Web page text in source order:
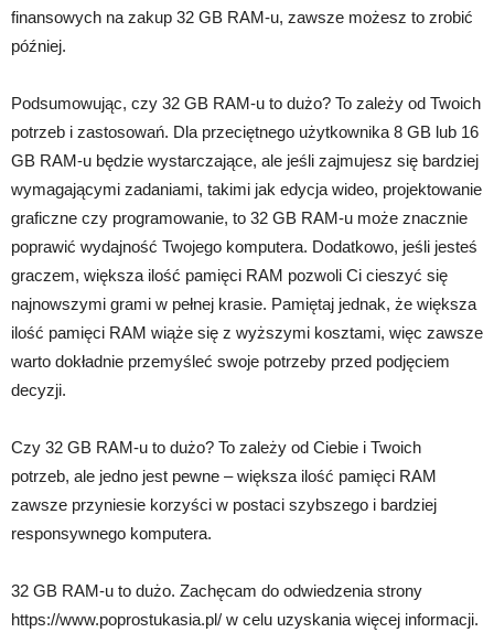
finansowych na zakup 32 GB RAM-u, zawsze możesz to zrobić
później.
Podsumowując, czy 32 GB RAM-u to dużo? To zależy od Twoich
potrzeb i zastosowań. Dla przeciętnego użytkownika 8 GB lub 16
GB RAM-u będzie wystarczające, ale jeśli zajmujesz się bardziej
wymagającymi zadaniami, takimi jak edycja wideo, projektowanie
graficzne czy programowanie, to 32 GB RAM-u może znacznie
poprawić wydajność Twojego komputera. Dodatkowo, jeśli jesteś
graczem, większa ilość pamięci RAM pozwoli Ci cieszyć się
najnowszymi grami w pełnej krasie. Pamiętaj jednak, że większa
ilość pamięci RAM wiąże się z wyższymi kosztami, więc zawsze
warto dokładnie przemyśleć swoje potrzeby przed podjęciem
decyzji.
Czy 32 GB RAM-u to dużo? To zależy od Ciebie i Twoich
potrzeb, ale jedno jest pewne – większa ilość pamięci RAM
zawsze przyniesie korzyści w postaci szybszego i bardziej
responsywnego komputera.
32 GB RAM-u to dużo. Zachęcam do odwiedzenia strony
https://www.poprostukasia.pl/ w celu uzyskania więcej informacji.